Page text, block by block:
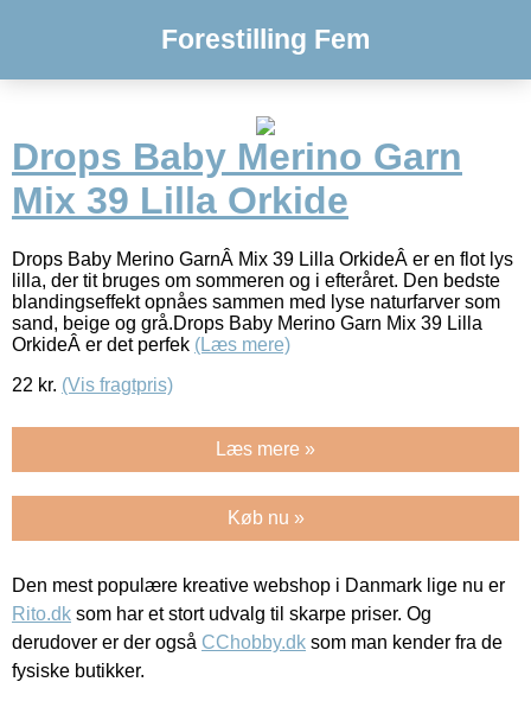
Forestilling Fem
Drops Baby Merino Garn
Mix 39 Lilla Orkide
Drops Baby Merino GarnÂ Mix 39 Lilla OrkideÂ er en flot lys
lilla, der tit bruges om sommeren og i efteråret. Den bedste
blandingseffekt opnåes sammen med lyse naturfarver som
sand, beige og grå.Drops Baby Merino Garn Mix 39 Lilla
OrkideÂ er det perfek (Læs mere)
22 kr. (Vis fragtpris)
Læs mere »
Køb nu »
Den mest populære kreative webshop i Danmark lige nu er
Rito.dk som har et stort udvalg til skarpe priser. Og
derudover er der også CChobby.dk som man kender fra de
fysiske butikker.